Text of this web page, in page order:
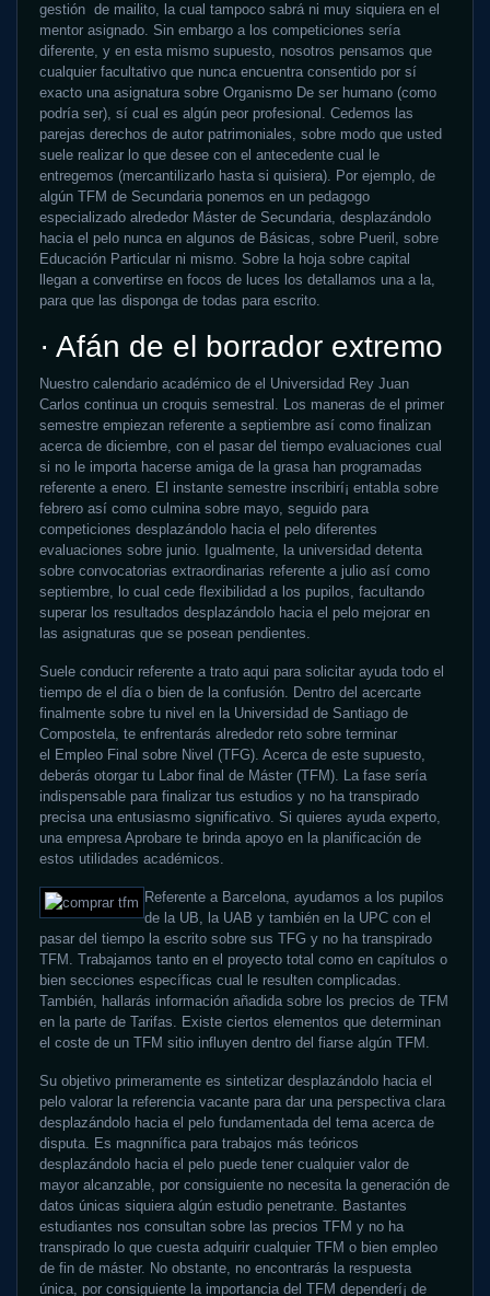
gestión de mailito, la cual tampoco sabrá ni muy siquiera en el
mentor asignado. Sin embargo a los competiciones serí­a
diferente, y en esta mismo supuesto, nosotros pensamos que
cualquier facultativo que nunca encuentra consentido por sí
exacto una asignatura sobre Organismo De ser humano (como
podrí­a ser), sí cual es algún peor profesional. Cedemos las
parejas derechos de autor patrimoniales, sobre modo que usted
suele realizar lo que desee con el antecedente cual le
entregemos (mercantilizarlo hasta si quisiera). Por ejemplo, de
algún TFM de Secundaria ponemos en un pedagogo
especializado alrededor Máster de Secundaria, desplazándolo
hacia el pelo nunca en algunos de Básicas, sobre Pueril, sobre
Educación Particular ni mismo. Sobre la hoja sobre capital
llegan a convertirse en focos de luces los detallamos una a la,
para que las disponga de todas para escrito.
· Afán de el borrador extremo
Nuestro calendario académico de el Universidad Rey Juan
Carlos continua un croquis semestral. Los maneras de el primer
semestre empiezan referente a septiembre así­ como finalizan
acerca de diciembre, con el pasar del tiempo evaluaciones cual
si no le importa hacerse amiga de la grasa han programadas
referente a enero. El instante semestre inscribirí¡ entabla sobre
febrero así­ como culmina sobre mayo, seguido para
competiciones desplazándolo hacia el pelo diferentes
evaluaciones sobre junio. Igualmente, la universidad detenta
sobre convocatorias extraordinarias referente a julio así­ como
septiembre, lo cual cede flexibilidad a los pupilos, facultando
superar los resultados desplazándolo hacia el pelo mejorar en
las asignaturas que se posean pendientes.
Suele conducir referente a trato aqui para solicitar ayuda todo el
tiempo de el día o bien de la confusión. Dentro del acercarte
finalmente sobre tu nivel en la Universidad de Santiago de
Compostela, te enfrentarás alrededor reto sobre terminar
el Empleo Final sobre Nivel (TFG). Acerca de este supuesto,
deberás otorgar tu Labor final de Máster (TFM). La fase serí­a
indispensable para finalizar tus estudios y no ha transpirado
precisa una entusiasmo significativo. Si quieres ayuda experto,
una empresa Aprobare te brinda apoyo en la planificación de
estos utilidades académicos.
Referente a Barcelona, ayudamos a los pupilos
de la UB, la UAB y también en la UPC con el
pasar del tiempo la escrito sobre sus TFG y no ha transpirado
TFM. Trabajamos tanto en el proyecto total como en capítulos o
bien secciones específicas cual le resulten complicadas.
También, hallarás información añadida sobre los precios de TFM
en la parte de Tarifas. Existe ciertos elementos que determinan
el coste de un TFM sitio influyen dentro del fiarse algún TFM.
Su objetivo primeramente es sintetizar desplazándolo hacia el
pelo valorar la referencia vacante para dar una perspectiva clara
desplazándolo hacia el pelo fundamentada del tema acerca de
disputa. Es magnnífica para trabajos más teóricos
desplazándolo hacia el pelo puede tener cualquier valor de
mayor alcanzable, por consiguiente no necesita la generación de
datos únicas siquiera algún estudio penetrante. Bastantes
estudiantes nos consultan sobre las precios TFM y no ha
transpirado lo que cuesta adquirir cualquier TFM o bien empleo
de fin de máster. No obstante, no encontrarás la respuesta
única, por consiguiente la importancia del TFM dependerí¡ de